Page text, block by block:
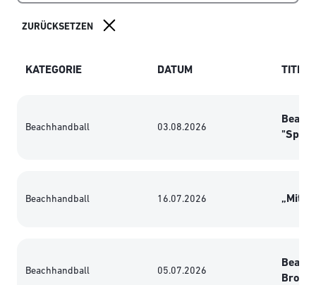
KATEGORIE DATUM TITEL
Beachhandball 03.08.2026
Beachhandball 16.07.2026 „Mit
Beachhandball 05.07.2026